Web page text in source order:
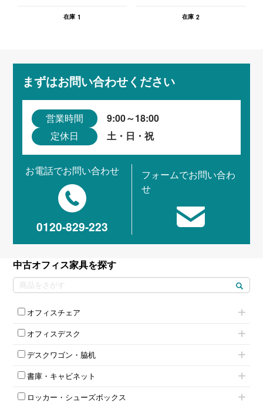
在庫 1 在庫 2
まずはお問い合わせください
営業時間 9:00～18:00
定休日 土・日・祝
お電話でお問い合わせ
0120-829-223
フォームでお問い合わ
せ
中古オフィス家具を探す
オフィスチェア
肘付きチェア
肘無しチェア
役員チェア
オフィスチェアその他
オフィスデスク
片袖机
フリーアドレスデスク（ベンチデスク）
昇降デスク
両袖机
デスクワゴン・脇机
インワゴン2段
インワゴン3段
脇机
書庫・キャビネット
ハイキャビネット
ローキャビネット
ロッカー・シューズボックス